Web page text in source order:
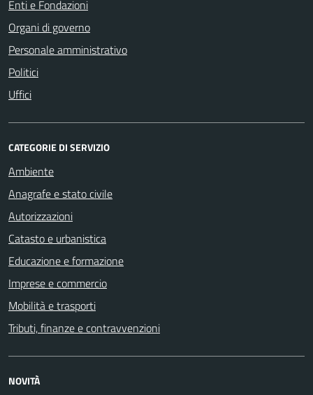
Enti e Fondazioni
Organi di governo
Personale amministrativo
Politici
Uffici
CATEGORIE DI SERVIZIO
Ambiente
Anagrafe e stato civile
Autorizzazioni
Catasto e urbanistica
Educazione e formazione
Imprese e commercio
Mobilità e trasporti
Tributi, finanze e contravvenzioni
NOVITÀ